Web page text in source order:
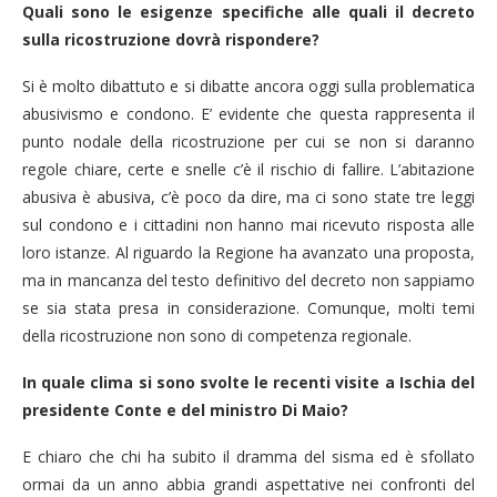
Quali sono le esigenze specifiche alle quali il decreto
sulla ricostruzione dovrà rispondere?
Si è molto dibattuto e si dibatte ancora oggi sulla problematica
abusivismo e condono. E’ evidente che questa rappresenta il
punto nodale della ricostruzione per cui se non si daranno
regole chiare, certe e snelle c’è il rischio di fallire. L’abitazione
abusiva è abusiva, c’è poco da dire, ma ci sono state tre leggi
sul condono e i cittadini non hanno mai ricevuto risposta alle
loro istanze. Al riguardo la Regione ha avanzato una proposta,
ma in mancanza del testo definitivo del decreto non sappiamo
se sia stata presa in considerazione. Comunque, molti temi
della ricostruzione non sono di competenza regionale.
In quale clima si sono svolte le recenti visite a Ischia del
presidente Conte e del ministro Di Maio?
E chiaro che chi ha subito il dramma del sisma ed è sfollato
ormai da un anno abbia grandi aspettative nei confronti del